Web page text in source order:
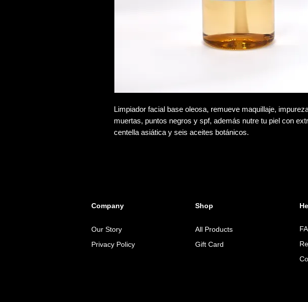
Limpiador facial base oleosa, remueve maquillaje,
muertas, puntos negros y spf, además nutre tu piel con
centella asiática y seis aceites botánicos.
Company
Our Story
Privacy Policy
Shop
All Products
Gift Card